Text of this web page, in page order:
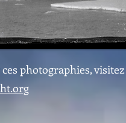
photographies,